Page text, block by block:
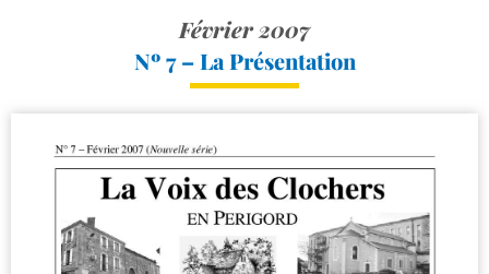
Février 2007
Nº 7 – La Présentation